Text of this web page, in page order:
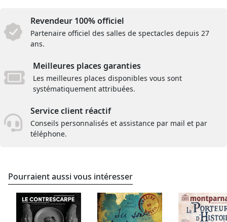
Revendeur 100% officiel
Partenaire officiel des salles de spectacles depuis 27
ans.
Meilleures places garanties
Les meilleures places disponibles vous sont
systématiquement attribuées.
Service client réactif
Conseils personnalisés et assistance par mail et par
téléphone.
Pourraient aussi vous intéresser